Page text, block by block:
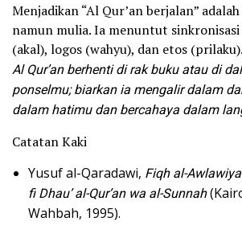
Menjadikan “Al Qur’an berjalan”
namun mulia. Ia menuntut
(akal), logos (wahyu), dan etos (prilaku).
Al Qur’an berhenti di rak buku atau di
ponselmu; biarkan ia mengalir dalam
dalam hatimu dan bercahaya dalam
Catatan Kaki
Yusuf al-Qaradawi, Fiqh al-
fi Dhau’ al-Qur’an wa al-Sunnah
Wahbah, 1995).